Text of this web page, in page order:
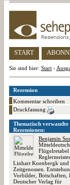
START
Sie sind hier: Start -
Rezension
Kommentar schreiben
Druckfassung
Thematisch verwandte
Rezensionen:
Benjamin
Linhart Koenbergk und
Zeitgenossen.
Vorbilder, Botschaften,
Deutscher Verlag für